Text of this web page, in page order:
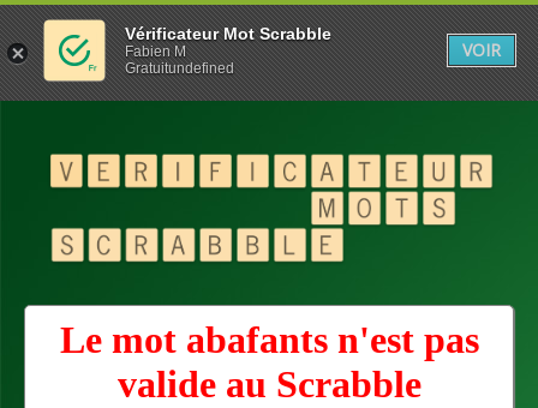
Le mot abafants n'est pas
valide au Scrabble
Vérificateur Mot Scrabble
Fabien M
Gratuitundefined
VOIR